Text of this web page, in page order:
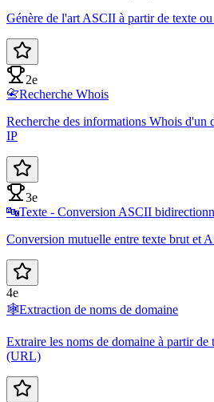
Génère de l'art ASCII à partir de texte
2e
📇Recherche Whois
Recherche des informations Whois d'un
IP
3e
🔤Texte - Conversion ASCII
Conversion mutuelle entre texte brut et
4e
🕸️Extraction de noms de domaine
Extraire les noms de domaine à partir de
(URL)